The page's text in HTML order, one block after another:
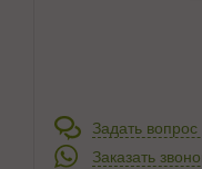
Задать
Заказать